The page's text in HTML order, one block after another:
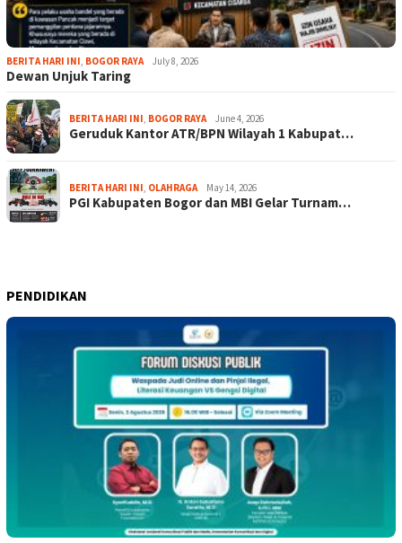
BERITA HARI INI, BOGOR RAYA July 8, 2026
Dewan Unjuk Taring
BERITA HARI INI, BOGOR RAYA June 4, 2026
Geruduk Kantor ATR/BPN Wilayah 1 Kabupat…
BERITA HARI INI, OLAHRAGA May 14, 2026
PGI Kabupaten Bogor dan MBI Gelar Turnam…
PENDIDIKAN